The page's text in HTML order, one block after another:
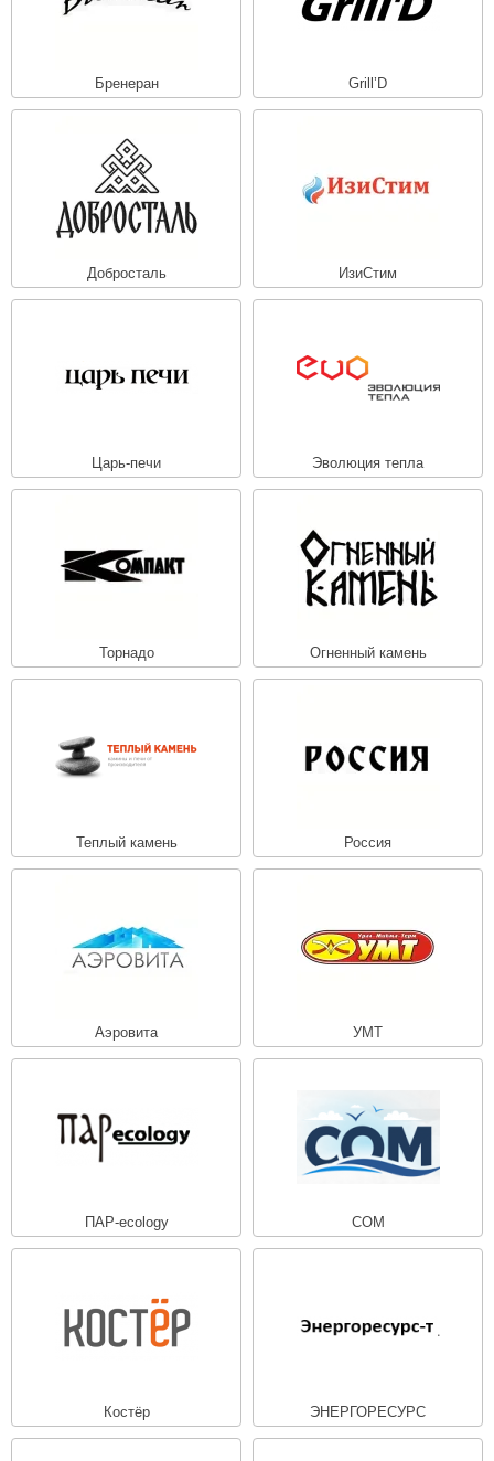
Бренеран Grill’D
Добросталь ИзиСтим
Царь-печи Эволюция тепла
Торнадо Огненный камень
Теплый камень Россия
Аэровита УМТ
ПАР-ecology СОМ
Костёр ЭНЕРГОРЕСУРС